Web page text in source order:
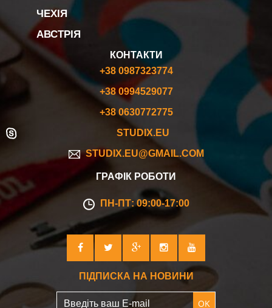
ЧЕХІЯ
АВСТРІЯ
КОНТАКТИ
+38 0987323774
+38 0994529077
+38 0630772775
STUDIX.EU
STUDIX.EU@GMAIL.COM
ГРАФІК РОБОТИ
ПН-ПТ: 09:00-17:00
ПІДПИСКА НА НОВИНИ
OK